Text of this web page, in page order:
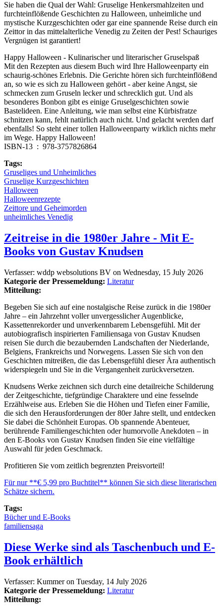
Sie haben die Qual der Wahl: Gruselige Henkersmahlzeiten und
furchteinflößende Geschichten zu Halloween, unheimliche und
mystische Kurzgeschichten oder gar eine spannende Reise durch ein
Zeittor in das mittelalterliche Venedig zu Zeiten der Pest! Schauriges
Vergnügen ist garantiert!
Happy Halloween - Kulinarischer und literarischer Gruselspaß
Mit den Rezepten aus diesem Buch wird Ihre Halloweenparty ein
schaurig-schönes Erlebnis. Die Gerichte hören sich furchteinflößend
an, so wie es sich zu Halloween gehört - aber keine Angst, sie
schmecken zum Gruseln lecker und schrecklich gut. Und als
besonderes Bonbon gibt es einige Gruselgeschichten sowie
Bastelideen. Eine Anleitung, wie man selbst eine Kürbisfratze
schnitzen kann, fehlt natürlich auch nicht. Und gelacht werden darf
ebenfalls! So steht einer tollen Halloweenparty wirklich nichts mehr
im Wege. Happy Halloween!
ISBN-13 ‏ : ‎ 978-3757826864
Tags:
Gruseliges und Unheimliches
Gruselige Kurzgeschichten
Halloween
Halloweenrezepte
Zeittore und Geheimorden
unheimliches Venedig
Zeitreise in die 1980er Jahre - Mit E-
Books von Gustav Knudsen
Verfasser: wddp websolutions BV on Wednesday, 15 July 2026
Kategorie der Pressemeldung: Literatur
Mitteilung:
Begeben Sie sich auf eine nostalgische Reise zurück in die 1980er
Jahre – ein Jahrzehnt voller unvergesslicher Augenblicke,
Kassettenrekorder und unverkennbarem Lebensgefühl. Mit der
autobiografisch inspirierten Familiensaga von Gustav Knudsen
reisen Sie durch die bezaubernden Landschaften der Niederlande,
Belgiens, Frankreichs und Norwegens. Lassen Sie sich von den
Geschichten mitreißen, die das Lebensgefühl dieser Ära authentisch
widerspiegeln und Sie in die Vergangenheit zurückversetzen.
Knudsens Werke zeichnen sich durch eine detailreiche Schilderung
der Zeitgeschichte, tiefgründige Charaktere und eine fesselnde
Erzählweise aus. Erleben Sie die Höhen und Tiefen einer Familie,
die sich den Herausforderungen der 80er Jahre stellt, und entdecken
Sie dabei die Schönheit Europas. Ob spannende Abenteuer,
berührende Familiengeschichten oder humorvolle Anekdoten – in
den E-Books von Gustav Knudsen finden Sie eine vielfältige
Auswahl für jeden Geschmack.
Profitieren Sie vom zeitlich begrenzten Preisvorteil!
Für nur **€ 5,99 pro Buchtitel** können Sie sich diese literarischen
Schätze sichern.
Tags:
Bücher und E-Books
familiensaga
Diese Werke sind als Taschenbuch und E-
Book erhältlich
Verfasser: Kummeron Tuesday, 14 July 2026
Kategorie der Pressemeldung: Literatur
Mitteilung: